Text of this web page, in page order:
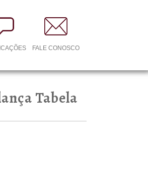
FALE CONOSCO
Tabela